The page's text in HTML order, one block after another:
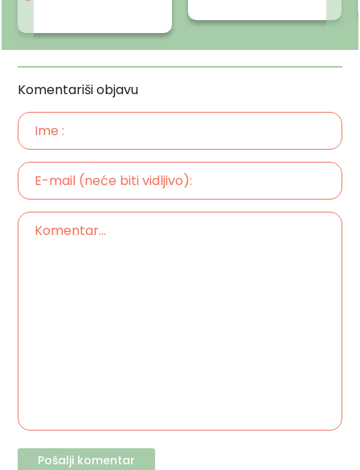
Komentariši objavu